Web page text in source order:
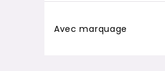
Avec marquage